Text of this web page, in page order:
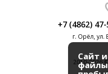
+7 (4862)
г. Орёл, ул.
2010-2026
Сайт